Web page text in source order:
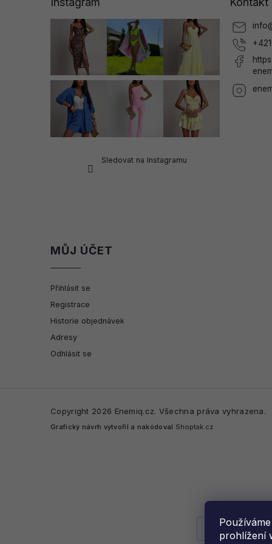
prohlížení
Sledovat na Instagramu
info
MŮJ ÚČET
Přihlásit se
Registrace
Historie objednávek
Adresy
Odhlásit se
Copyright 2026 Enemiq.cz. Všechna práva vyhrazena.
Grafický návrh vytvořil a nakódoval Shoptak.cz